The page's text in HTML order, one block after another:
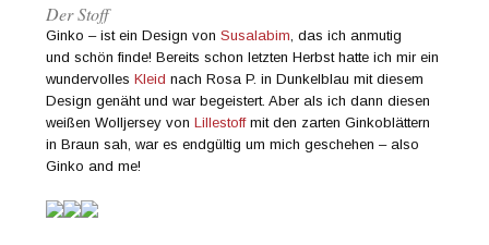
Der Stoff
Ginko – ist ein Design vonSusalabim , das ich anmutig
und schön finde! Bereits schon letzten Herbst hatte ich mir ein
wundervollesKleid nach Rosa P. in Dunkelblau mit diesem
Design genäht und war begeistert. Aber als ich dann diesen
weißen Wolljersey vonLillestoffmit den zarten Ginkoblättern
in Braun sah, war es endgültig um mich geschehen – also
Ginko and me!